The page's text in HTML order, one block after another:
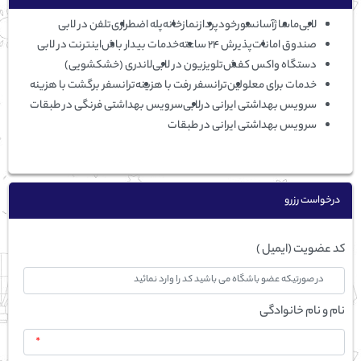
لابیماساژآسانسورخودپردازنمازخانهپله اضطراریتلفن در لابی
صندوق اماناتپذیرش 24 ساعته خدمات بیدار باشاینترنت در لابی
دستگاه واکس کفشتلویزیون در لابیلاندری (خشکشویی)
خدمات برای معلولینترانسفر رفت با هزینهترانسفر برگشت با هزینه
سرویس بهداشتی ایرانی درلابیسرویس بهداشتی فرنگی در طبقات
سرویس بهداشتی ایرانی در طبقات
درخواست رزرو
کد عضویت (ایمیل )
نام و نام خانوادگی
*